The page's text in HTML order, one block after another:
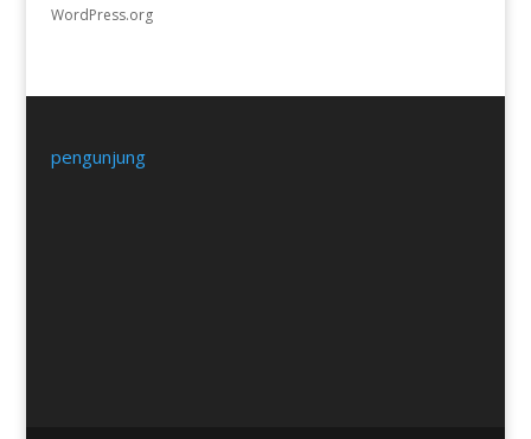
WordPress.org
pengunjung